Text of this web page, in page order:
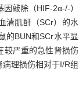
敲除（HIF-2α-/-）
清肌酐（SCr）的水
的BUN和SCr水平显
较严重的急性肾损伤
理损伤相对于I/R组